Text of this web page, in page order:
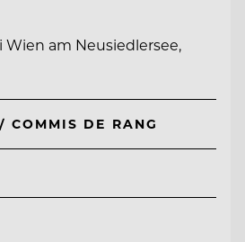
Wien am Neusiedlersee,
COMMIS DE RANG